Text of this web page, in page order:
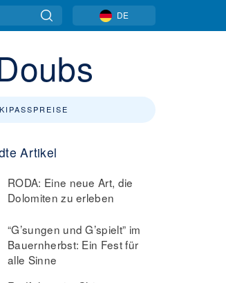
DE
Artikel
RODA: Eine neue Art, die
Dolomiten zu erleben
“G’sungen und G’spielt” im
Bauernherbst: Ein Fest für
alle Sinne